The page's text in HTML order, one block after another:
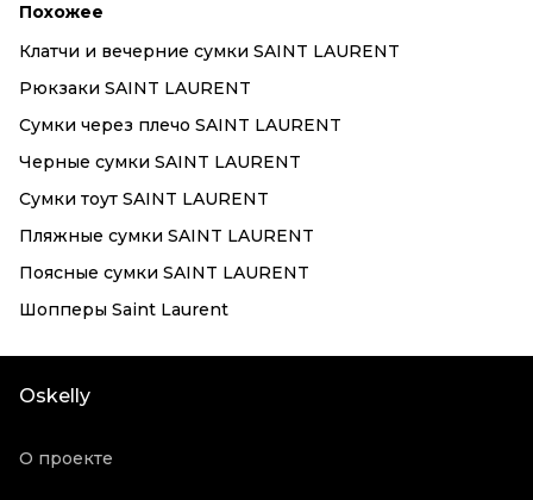
Похожее
Клатчи и вечерние сумки SAINT LAURENT
Рюкзаки SAINT LAURENT
Сумки через плечо SAINT LAURENT
Черные сумки SAINT LAURENT
Сумки тоут SAINT LAURENT
Пляжные сумки SAINT LAURENT
Поясные сумки SAINT LAURENT
Шопперы Saint Laurent
Oskelly
О проекте